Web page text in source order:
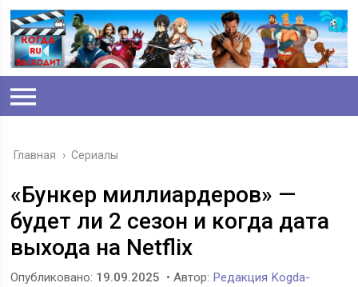
Главная › Сериалы
«Бункер миллиардеров» —
будет ли 2 сезон и когда дата
выхода на Netflix
Опубликовано: 19.09.2025 • Автор: Редакция Kogda-